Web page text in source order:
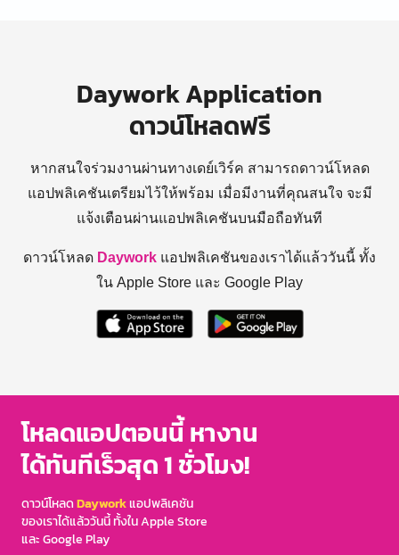
Daywork Application
ดาวน์โหลดฟรี
หากสนใจร่วมงานผ่านทางเดย์เวิร์ค สามารถดาวน์โหลด
แอปพลิเคชันเตรียมไว้ให้พร้อม เมื่อมีงานที่คุณสนใจ จะมี
แจ้งเตือนผ่านแอปพลิเคชันบนมือถือทันที
ดาวน์โหลด Daywork แอปพลิเคชันของเราได้แล้ววันนี้ ทั้ง
ใน Apple Store และ Google Play
โหลดแอปตอนนี้ หางาน
ได้ทันทีเร็วสุด 1 ชั่วโมง!
ดาวน์โหลดDayworkแอปพลิเคชัน
ของเราได้แล้ววันนี้ ทั้งใน Apple Store
และ Google Play